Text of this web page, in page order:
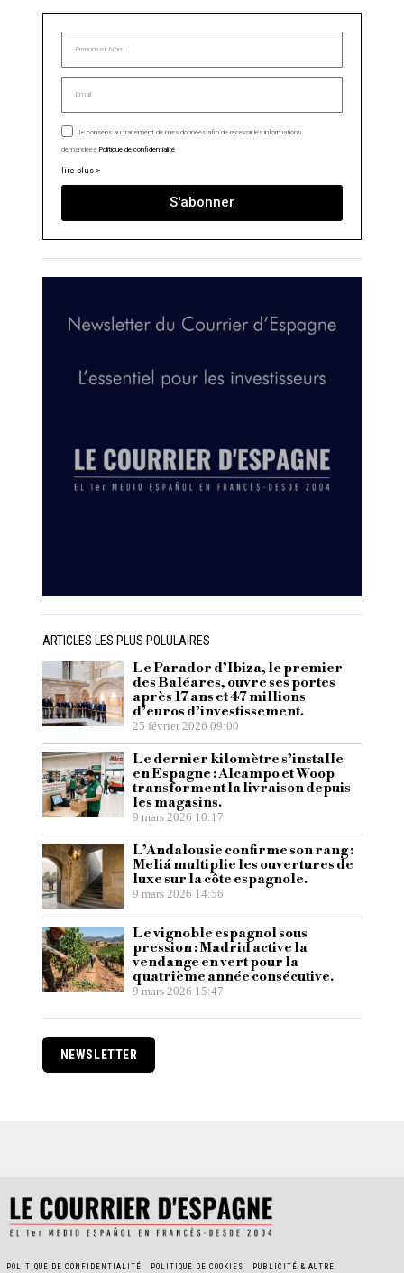
Je consens au traitement de mes données afin de recevoir les informations
demandées. Politique de confidentialité
lire plus >
S'abonner
ARTICLES LES PLUS POLULAIRES
Le Parador d’Ibiza, le premier
des Baléares, ouvre ses portes
après 17 ans et 47 millions
d’euros d’investissement.
25 février 2026 09:00
Le dernier kilomètre s’installe
en Espagne : Alcampo et Woop
transforment la livraison depuis
les magasins.
9 mars 2026 10:17
L’Andalousie confirme son rang :
Meliá multiplie les ouvertures de
luxe sur la côte espagnole.
9 mars 2026 14:56
Le vignoble espagnol sous
pression : Madrid active la
vendange en vert pour la
quatrième année consécutive.
9 mars 2026 15:47
NEWSLETTER
POLITIQUE DE CONFIDENTIALITÉ POLITIQUE DE COOKIES PUBLICITÉ & AUTRE